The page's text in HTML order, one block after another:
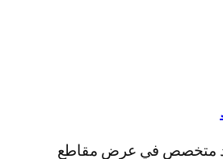
متخصص في عرض مقاطع